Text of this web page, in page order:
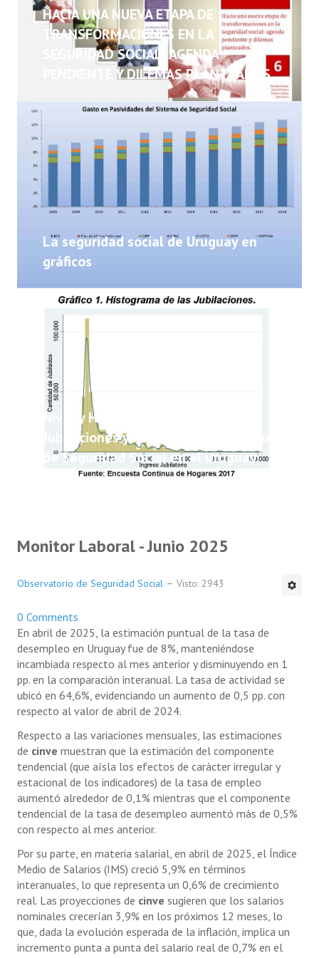
NOTICIAS
HACIA UNA NUEVA ETAPA DE
TRANSFORMACIONES EN LA
SEGURIDAD SOCIAL: AGENDA
PENDIENTE Y DILEMAS PLANTEADOS
La seguridad social de Uruguay en
gráficos
Nivel y Heterogeneidad de las
Jubilaciones y Pensiones del Sistema
de Seguridad Social en el Uruguay
Monitor Laboral - Junio 2025
Observatorio de Seguridad Social Visto: 2943
0 Comments
En abril de 2025, la estimación puntual de la tasa de
desempleo en Uruguay fue de 8%, manteniéndose
incambiada respecto al mes anterior y disminuyendo en 1
pp. en la comparación interanual. La tasa de actividad se
ubicó en 64,6%, evidenciando un aumento de 0,5 pp. con
respecto al valor de abril de 2024.
Respecto a las variaciones mensuales, las estimaciones
de cinve muestran que la estimación del componente
tendencial (que aísla los efectos de carácter irregular y
estacional de los indicadores) de la tasa de empleo
aumentó alrededor de 0,1% mientras que el componente
tendencial de la tasa de desempleo aumentó más de 0,5%
con respecto al mes anterior.
Por su parte, en materia salarial, en abril de 2025, el Índice
Medio de Salarios (IMS) creció 5,9% en términos
interanuales, lo que representa un 0,6% de crecimiento
real. Las proyecciones de cinve sugieren que los salarios
nominales crecerían 3,9% en los próximos 12 meses, lo
que, dada la evolución esperada de la inflación, implica un
incremento punta a punta del salario real de 0,7% en el